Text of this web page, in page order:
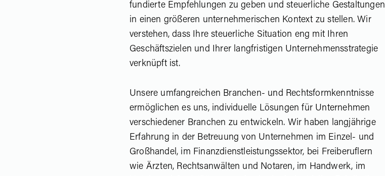
fundierte Empfehlungen zu geben und steuerliche Gestaltungen
in einen größeren unternehmerischen Kontext zu stellen. Wir
verstehen, dass Ihre steuerliche Situation eng mit Ihren
Geschäftszielen und Ihrer langfristigen Unternehmensstrategie
verknüpft ist.
Unsere umfangreichen Branchen- und Rechtsformkenntnisse
ermöglichen es uns, individuelle Lösungen für Unternehmen
verschiedener Branchen zu entwickeln. Wir haben langjährige
Erfahrung in der Betreuung von Unternehmen im Einzel- und
Großhandel, im Finanzdienstleistungssektor, bei Freiberuflern
wie Ärzten, Rechtsanwälten und Notaren, im Handwerk, im